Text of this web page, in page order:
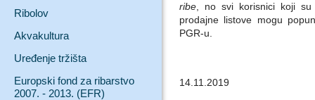
Ribolov
Akvakultura
Uređenje tržišta
Europski fond za ribarstvo
2007. - 2013. (EFR)
ribe , no svi korisnici koji
prodajne listove mogu
PGR-u.
14.11.2019